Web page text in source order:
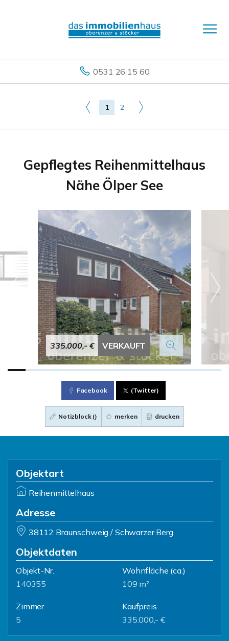
0531 26 15 60
1 2
Gepflegtes Reihenmittelhaus
Nähe Ölper See
335.000,- € VERKAUFT
Facebook (Twitter)
Notizblock () merken drucken
Objektart
Reihenmittelhaus
Adresse
38112 Braunschweig / Schwarzer Berg
Objektdaten
Objekt-Nr.
140355
Wohnfläche (ca.)
109 m²
Zimmer
5
Kaufpreis
335.000,- €